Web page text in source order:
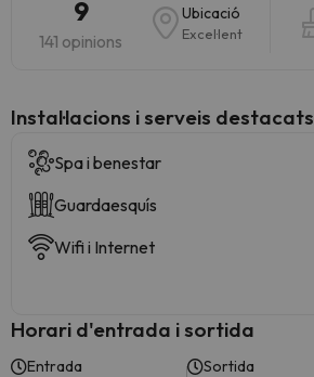
9
141 opinions
Ubicació
Excel·lent
Instal·lacions i serveis destacats
Spa i benestar
Guardaesquís
Wifi i Internet
Horari d'entrada i sortida
Entrada Sortida